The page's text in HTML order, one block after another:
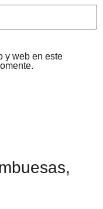
y web en este